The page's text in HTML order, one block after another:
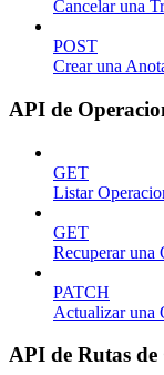
Cancelar una
POST
Crear una
API de
GET
Listar
GET
Recuperar una
PATCH
Actualizar una
API de Rutas